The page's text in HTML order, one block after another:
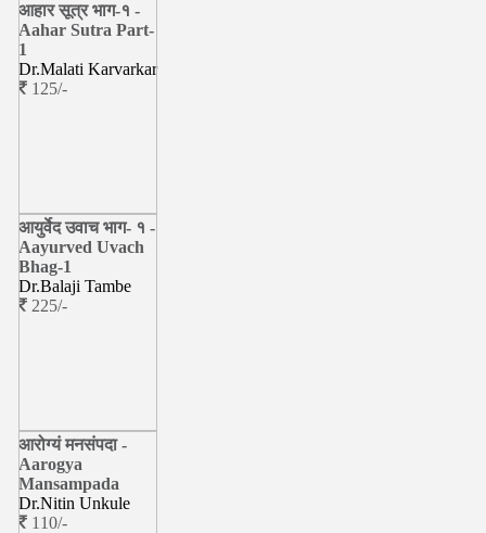
आहार सूत्र भाग-१ -
Aahar Sutra Part-
1
Dr.Malati Karvarkar
125/-
आयुर्वेद उवाच भाग- १ -
Aayurved Uvach
Bhag-1
Dr.Balaji Tambe
225/-
आरोग्यं मनसंपदा -
Aarogya
Mansampada
Dr.Nitin Unkule
110/-